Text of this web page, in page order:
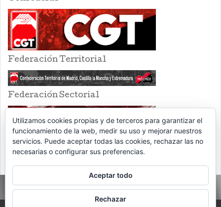
Federación Territorial
Federación Sectorial
Utilizamos cookies propias y de terceros para garantizar el
funcionamiento de la web, medir su uso y mejorar nuestros
servicios. Puede aceptar todas las cookies, rechazar las no
necesarias o configurar sus preferencias.
Aceptar todo
Rechazar